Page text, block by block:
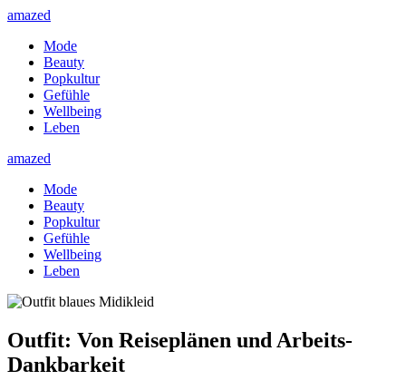
amazed
Mode
Beauty
Popkultur
Gefühle
Wellbeing
Leben
amazed
Mode
Beauty
Popkultur
Gefühle
Wellbeing
Leben
Outfit: Von Reiseplänen und Arbeits-
Dankbarkeit